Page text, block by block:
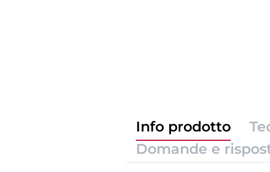
Info prodotto
Domande e